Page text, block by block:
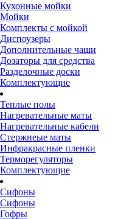
Кухонные мойки
Мойки
Комплекты с мойкой
Диспоузеры
Дополнительные чаши
Дозаторы для средства
Разделочные доски
Комплектующие
Теплые полы
Нагревательные маты
Нагревательные кабели
Стержнеые маты
Инфракрасные пленки
Терморегуляторы
Комплектующие
Сифоны
Сифоны
Гофры